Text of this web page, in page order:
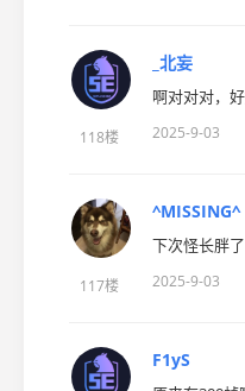
118楼
_北妄
啊对对对，
2025-9-03
117楼
^MISSING^
下次怪长胖
2025-9-03
F1yS